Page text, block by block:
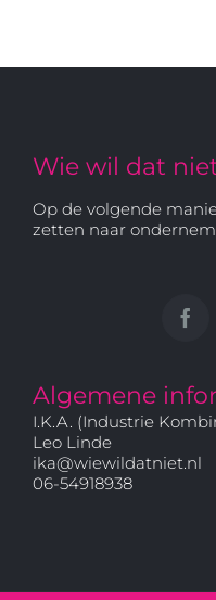
Wie wil dat
Op de volgende
zetten naar
Algemene
I.K.A. (Industrie
Leo Linde
ika@wiewildatniet.nl
06-54918938